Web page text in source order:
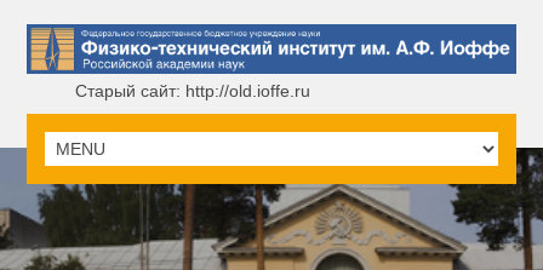
Старый сайт: http://old.ioffe.ru